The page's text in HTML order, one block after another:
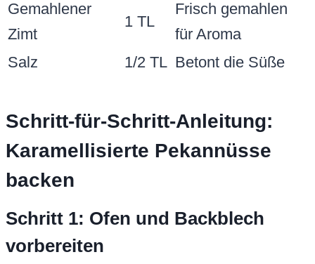
Gemahlener
Zimt
1 TL
Frisch gemahlen
für Aroma
Salz
1/2 TL Betont die Süße
Schritt-für-Schritt-Anleitung:
Karamellisierte Pekannüsse
backen
Schritt 1: Ofen und Backblech
vorbereiten